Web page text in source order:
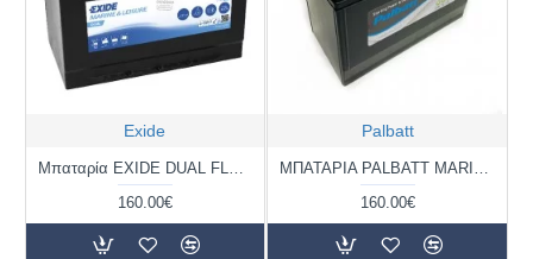
Exide
Μπαταρία EXIDE DUAL FLOODED ER450 | 95AH / Volt:12 / EN:650 / Πολικότητα: Αριστερά το +
160.00€
Palbatt
ΜΠΑΤΑΡΙΑ PALBATT MARINE DUAL PURPOSE 31M 750 | 100AH / VOLT:12 / EN:1000 / ΠΟΛΙΚΟΤΗΤΑ: ΑΡΙΣΤΕΡΑ ΤΟ +
160.00€